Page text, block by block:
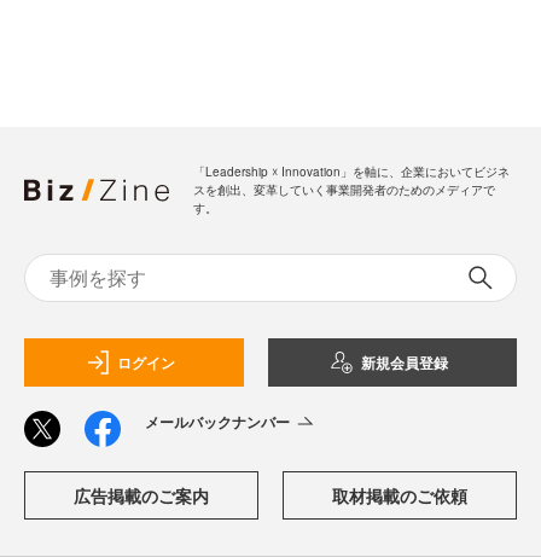
「Leadership ☓ Innovation」を軸に、企業においてビジネ
スを創出、変革していく事業開発者のためのメディアで
す。
ログイン 新規会員登録
メールバックナンバー
広告掲載のご案内 取材掲載のご依頼